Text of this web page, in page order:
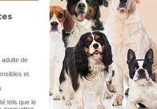
adulte de
et
tels que le